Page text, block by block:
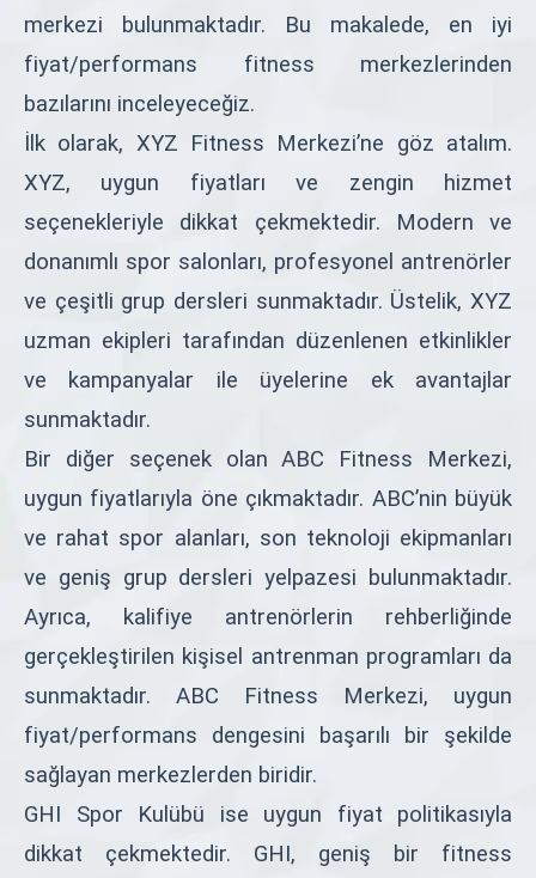
merkezi bulunmaktadır. Bu makalede, en iyi
fiyat/performans fitness merkezlerinden
bazılarını inceleyeceğiz.
İlk olarak, XYZ Fitness Merkezi’ne göz atalım.
XYZ, uygun fiyatları ve zengin hizmet
seçenekleriyle dikkat çekmektedir. Modern ve
donanımlı spor salonları, profesyonel antrenörler
ve çeşitli grup dersleri sunmaktadır. Üstelik, XYZ
uzman ekipleri tarafından düzenlenen etkinlikler
ve kampanyalar ile üyelerine ek avantajlar
sunmaktadır.
Bir diğer seçenek olan ABC Fitness Merkezi,
uygun fiyatlarıyla öne çıkmaktadır. ABC’nin büyük
ve rahat spor alanları, son teknoloji ekipmanları
ve geniş grup dersleri yelpazesi bulunmaktadır.
Ayrıca, kalifiye antrenörlerin rehberliğinde
gerçekleştirilen kişisel antrenman programları da
sunmaktadır. ABC Fitness Merkezi, uygun
fiyat/performans dengesini başarılı bir şekilde
sağlayan merkezlerden biridir.
GHI Spor Kulübü ise uygun fiyat politikasıyla
dikkat çekmektedir. GHI, geniş bir fitness